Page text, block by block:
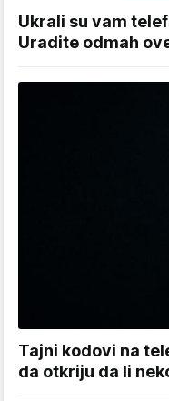
Ukrali su vam
Uradite odmah
Tajni kodovi na
da otkriju da li